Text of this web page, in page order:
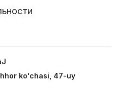
ko'chasi, 47-uy